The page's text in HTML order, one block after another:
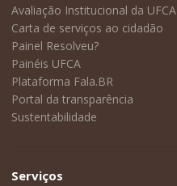
Avaliação Institucional da UFCA
Carta de serviços ao cidadão
Painel Resolveu?
Painéis UFCA
Plataforma Fala.BR
Portal da transparência
Sustentabilidade
Serviços